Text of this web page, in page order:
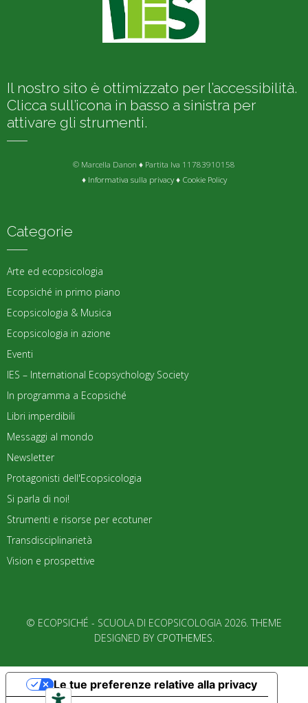
Il nostro sito è ottimizzato per l’accessibilità.
Clicca sull’icona in basso a sinistra per
attivare gli strumenti.
© Marcella Danon ♦ Partita Iva 11783910158
♦ Informativa sulla privacy♦ Cookie Policy
Categorie
Arte ed ecopsicologia
Ecopsiché in primo piano
Ecopsicologia & Musica
Ecopsicologia in azione
Eventi
IES – International Ecopsychology Society
In programma a Ecopsiché
Libri imperdibili
Messaggi al mondo
Newsletter
Protagonisti dell'Ecopsicologia
Si parla di noi!
Strumenti e risorse per ecotuner
Transdisciplinarietà
Vision e prospettive
© ECOPSICHÉ - SCUOLA DI ECOPSICOLOGIA 2026. THEME
DESIGNED BY CPOTHEMES.
Le tue preferenze relative alla privacy